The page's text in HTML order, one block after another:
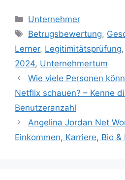
Categories
Unternehmer
Tags
Betrugsbewertung,
Lerner, Legitimitätsprüfung,
2024, Unternehmertum
Wie viele Personen
Netflix schauen? – Kenne
Benutzeranzahl
Angelina Jordan Net
Einkommen, Karriere, Bio &